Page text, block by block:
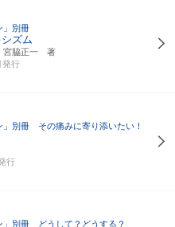
」別冊
ズム
宮脇正一 著
発行
」別冊 その痛みに寄り添いたい！
行
」別冊 どうして？どうする？